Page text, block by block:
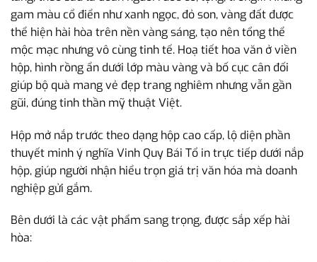
gam màu cổ điển như xanh ngọc, đỏ son, vàng đất được
thể hiện hài hòa trên nền vàng sáng, tạo nên tổng thể
mộc mạc nhưng vô cùng tinh tế. Hoạ tiết hoa văn ở viền
hộp, hình rồng ẩn dưới lớp màu vàng và bố cục cân đối
giúp bộ quà mang vẻ đẹp trang nghiêm nhưng vẫn gần
gũi, đúng tinh thần mỹ thuật Việt.
Hộp mở nắp trước theo dạng hộp cao cấp, lộ diện phần
thuyết minh ý nghĩa Vinh Quy Bái Tổ in trực tiếp dưới nắp
hộp, giúp người nhận hiểu trọn giá trị văn hóa mà doanh
nghiệp gửi gắm.
Bên dưới là các vật phẩm sang trọng, được sắp xếp hài
hòa: